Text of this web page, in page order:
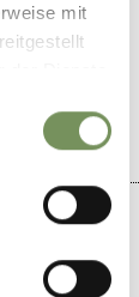
mit